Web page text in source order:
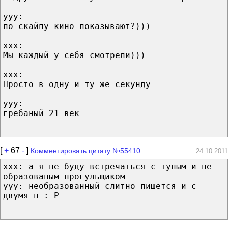
yyy:
по скайпу кино показывают?)))
xxx:
Мы каждый у себя смотрели)))
xxx:
Просто в одну и ту же секунду
yyy:
гребаный 21 век
[+ 67 - ] Комментировать цитату №55410 24.10.2011
xxx: а я не буду встречаться с тупым и не
образованым прогульщиком
yyy: необразованный слитно пишется и с
двумя н :-P